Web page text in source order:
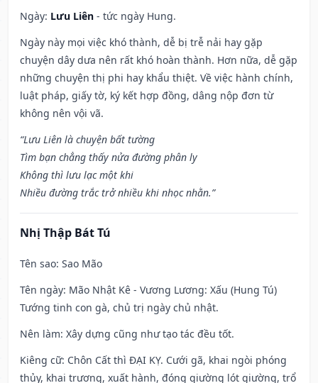
Ngày: Lưu Liên - tức ngày Hung.
Ngày này mọi việc khó thành, dễ bị trễ nải hay gặp
chuyện dây dưa nên rất khó hoàn thành. Hơn nữa, dễ gặp
những chuyện thị phi hay khẩu thiệt. Về việc hành chính,
luật pháp, giấy tờ, ký kết hợp đồng, dâng nộp đơn từ
không nên vội vã.
“Lưu Liên là chuyện bất tường
Tìm bạn chẳng thấy nửa đường phân ly
Không thì lưu lạc một khi
Nhiều đường trắc trở nhiều khi nhọc nhằn.”
Nhị Thập Bát Tú
Tên sao: Sao Mão
Tên ngày: Mão Nhật Kê - Vương Lương: Xấu (Hung Tú)
Tướng tinh con gà, chủ trị ngày chủ nhật.
Nên làm: Xây dựng cũng như tạo tác đều tốt.
Kiêng cữ: Chôn Cất thì ĐẠI KỴ. Cưới gã, khai ngòi phóng
thủy, khai trương, xuất hành, đóng giường lót giường, trổ